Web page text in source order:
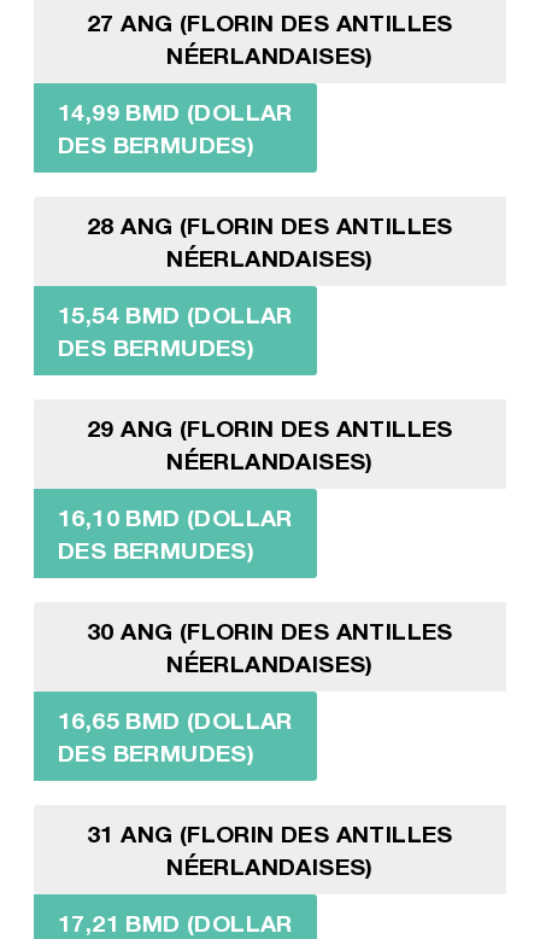
27 ANG (FLORIN DES ANTILLES
NÉERLANDAISES)
14,99 BMD (DOLLAR
DES BERMUDES)
28 ANG (FLORIN DES ANTILLES
NÉERLANDAISES)
15,54 BMD (DOLLAR
DES BERMUDES)
29 ANG (FLORIN DES ANTILLES
NÉERLANDAISES)
16,10 BMD (DOLLAR
DES BERMUDES)
30 ANG (FLORIN DES ANTILLES
NÉERLANDAISES)
16,65 BMD (DOLLAR
DES BERMUDES)
31 ANG (FLORIN DES ANTILLES
NÉERLANDAISES)
17,21 BMD (DOLLAR